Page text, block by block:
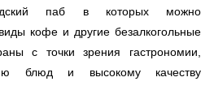
паб в которых можно
кофе и другие безалкогольные
с точки зрения гастрономии,
блюд и высокому качеству